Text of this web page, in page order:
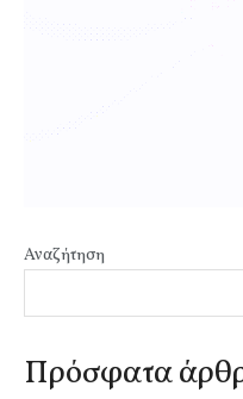
Αναζήτηση
Πρόσφατα